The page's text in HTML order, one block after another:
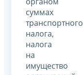
суммах
транспортного
налога,
налога
на
имущество